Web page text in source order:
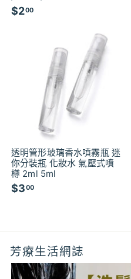
$200
透明管形玻璃香水噴霧瓶 迷
你分裝瓶 化妝水 氣壓式噴
樽 2ml 5ml
$300
芳療生活網誌